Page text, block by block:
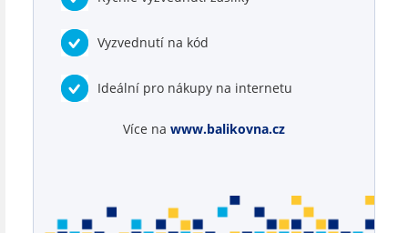
Vyzvednutí na kód
Ideální pro nákupy na internetu
Více na www.balikovna.cz